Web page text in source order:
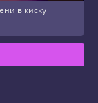
в киску